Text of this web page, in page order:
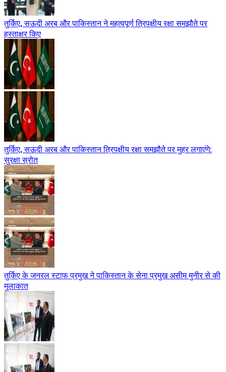
तुर्किए, सऊदी अरब और पाकिस्तान ने महत्वपूर्ण त्रिपक्षीय रक्षा समझौते पर
हस्ताक्षर किए
तुर्किए, सऊदी अरब और पाकिस्तान त्रिपक्षीय रक्षा समझौते पर मुहर लगाएंगे:
सुरक्षा स्रोत
तुर्किए के जनरल स्टाफ प्रमुख ने पाकिस्तान के सेना प्रमुख असीम मुनीर से की
मुलाकात